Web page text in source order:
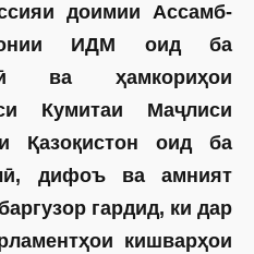
доимии Ассам­б­
ИДМ оид ба
ва ҳамкориҳои
Кумитаи Маҷлиси
Қазоқистон оид ба
дифоъ ва амният
гардид, ки дар
кишварҳои